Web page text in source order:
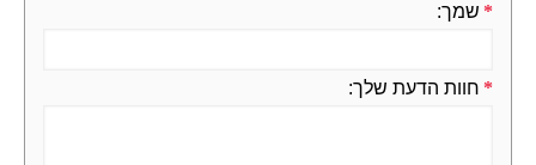
שמך:
חוות הדעת שלך: